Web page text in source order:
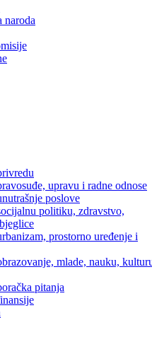
upravu i radne odnose
poslove
politiku, zdravstvo,
prostorno uređenje i
mlade, nauku,
pitanja